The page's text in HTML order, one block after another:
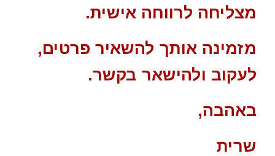
מצליחה לרווחה אישית.
מזמינה אותך להשאיר פרטים,
לעקוב ולהישאר בקשר.
באהבה,
שרית